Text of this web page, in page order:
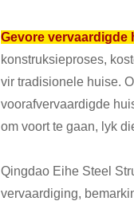
Gevore vervaardigde
konstruksieproses,
vir tradisionele huise.
voorafvervaardigde
om voort te gaan, lyk
Qingdao Eihe Steel
vervaardiging,